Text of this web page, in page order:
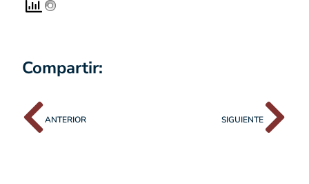
Compartir:
ANTERIOR SIGUIENTE